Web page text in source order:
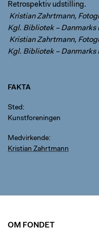
Retrospektiv udstilling.
Kristian Zahrtmann,
Kgl. Bibliotek – Danmarks
Kristian Zahrtmann,
Kgl. Bibliotek – Danmarks
FAKTA
Sted
Kunstforeningen
Medvirkende
Kristian Zahrtmann
OM FONDET